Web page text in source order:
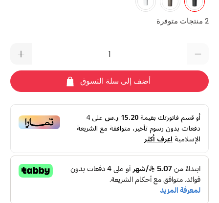
2 منتجات متوفرة
أضف إلى سلة التسوق
أو قسم فاتورتك بقيمة15.20 ر.س على4
دفعات بدون رسوم تأخير، متوافقة مع الشريعة
الإسلاميةاعرف أكثر